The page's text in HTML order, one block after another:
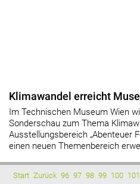
Klimawandel erreicht
Im Technischen Museum Wien
Sonderschau zum Thema
Ausstellungsbereich „Abenteuer
einen neuen Themenbereich
Start Zurück 96 97 98 99 100 101